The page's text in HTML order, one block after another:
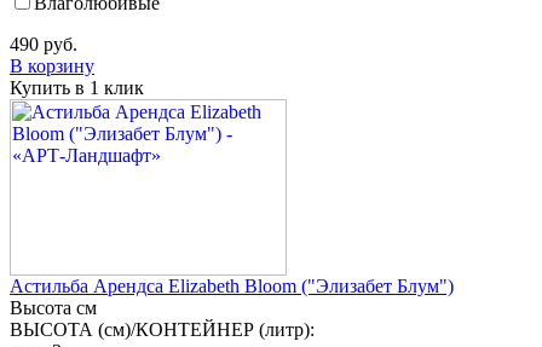
490 руб.
В корзину
Купить в 1 клик
Астильба Арендса Elizabeth Bloom ("Элизабет Блум")
Высота см
ВЫСОТА (см)/КОНТЕЙНЕР (литр):